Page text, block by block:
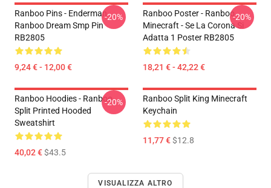
Ranboo Pins - Enderman
Ranboo Dream Smp Pin
RB2805
9,24 € - 12,00 €
-20%
Ranboo Poster - Ranboo
Minecraft - Se La Corona Si
Adatta 1 Poster RB2805
18,21 € - 42,22 €
-20%
Ranboo Hoodies - Ranboo
Split Printed Hooded
Sweatshirt
40,02 €$43.5
-20%
Ranboo Split King Minecraft
Keychain
11,77 €$12.8
VISUALIZZA ALTRO